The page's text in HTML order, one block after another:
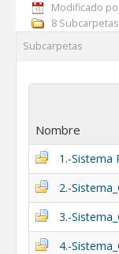
Modificado
8 Subcarpetas
Subcarpetas
Nombre